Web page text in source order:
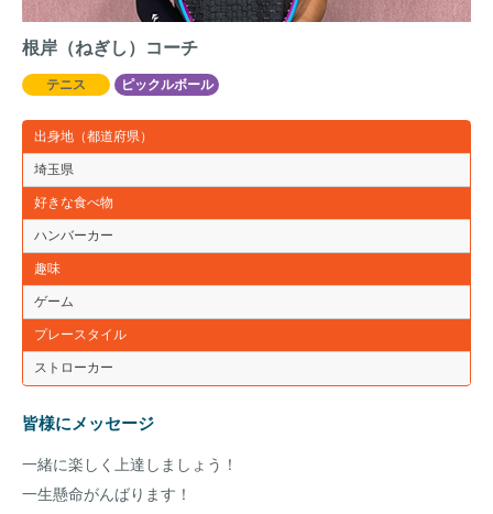
根岸（ねぎし）コーチ
テニス ピックルボール
出身地（都道府県）
埼玉県
好きな食べ物
ハンバーカー
趣味
ゲーム
プレースタイル
ストローカー
皆様にメッセージ
一緒に楽しく上達しましょう！
一生懸命がんばります！